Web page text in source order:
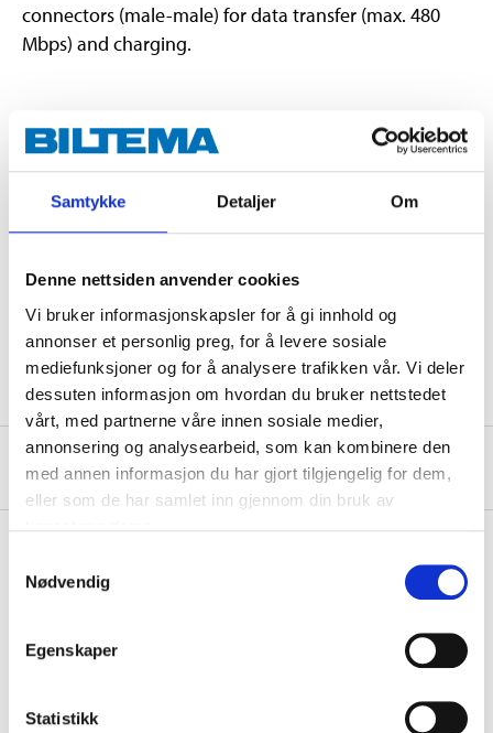
Samtykke Detaljer Om
Denne nettsiden anvender cookies
Vi bruker informasjonskapsler for å gi innhold og
annonser et personlig preg, for å levere sosiale
mediefunksjoner og for å analysere trafikken vår. Vi deler
dessuten informasjon om hvordan du bruker nettstedet
vårt, med partnerne våre innen sosiale medier,
annonsering og analysearbeid, som kan kombinere den
med annen informasjon du har gjort tilgjengelig for dem,
eller som de har samlet inn gjennom din bruk av
Nødvendig
Egenskaper
Statistikk
connectors (male-male) for data transfer (max. 480
Mbps) and charging.
Technical specifications
USB
Transfer speed
480 Mbps
Current strength
3 A
Cable length
1 m
About the manufacturer